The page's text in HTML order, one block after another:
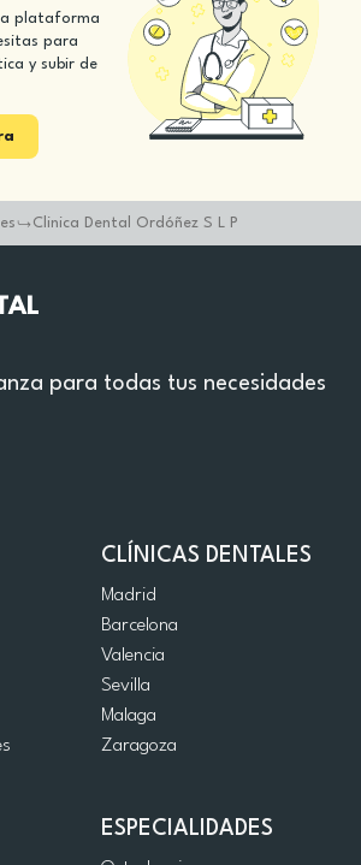
plataforma
para
y subir de
Clinica Dental Ordóñez S L P
para todas tus necesidades
CLÍNICAS DENTALES
Madrid
Barcelona
Valencia
Sevilla
Malaga
Zaragoza
ESPECIALIDADES